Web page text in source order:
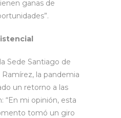
ganas de
Sede Santiago de
la pandemia
un retorno a las
“En mi opinión, esta
tomó un giro